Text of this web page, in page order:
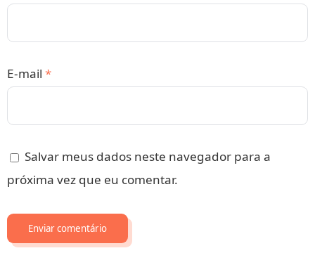
E-mail *
Salvar meus dados neste navegador para a
próxima vez que eu comentar.